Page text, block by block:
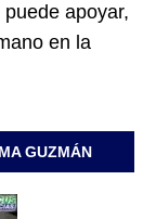
apoyar,
en la
GUZMÁN